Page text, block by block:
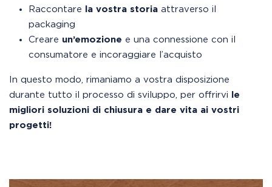
Raccontare
la vostra storia attraverso il
packaging
Creare un’emozione e una connessione con il
consumatore e incoraggiare l’acquisto
In questo modo, rimaniamo a vostra disposizione
durante tutto il processo di sviluppo, per offrirvi
le
migliori soluzioni di chiusura e dare vita ai vostri
progetti!